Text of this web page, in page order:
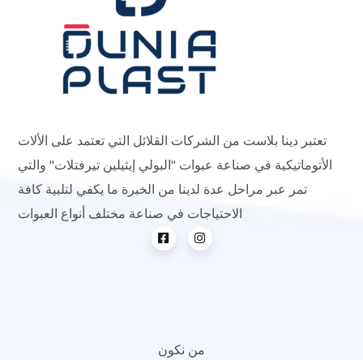
تعتبر دينا بلاست من الشركات القلائل التي تعتمد على الألات
الأتوماتيكية في صناعة عبوات "البولي إيثيلين تيرفتلات" والتي
تمر عبر مراحل عدة لدينا من الخبرة ما يكفي لتلبية كافة
الاحتياجات في صناعة مختلف أنواع العبوات
من نكون